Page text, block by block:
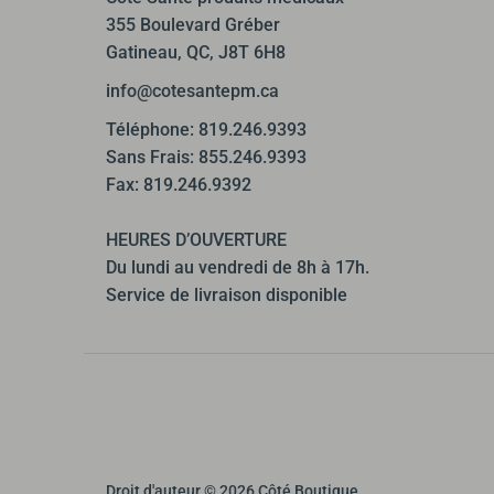
355 Boulevard Gréber
Gatineau, QC, J8T 6H8
info@cotesantepm.ca
Téléphone: 819.246.9393
Sans Frais: 855.246.9393
Fax: 819.246.9392
HEURES D’OUVERTURE
Du lundi au vendredi de 8h à 17h.
Service de livraison disponible